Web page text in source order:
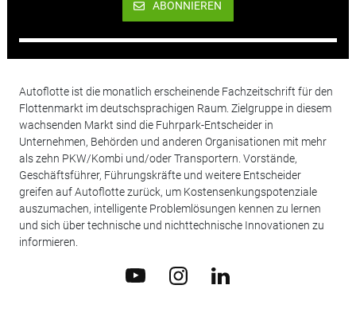
ABONNIEREN
Autoflotte ist die monatlich erscheinende Fachzeitschrift für den
Flottenmarkt im deutschsprachigen Raum. Zielgruppe in diesem
wachsenden Markt sind die Fuhrpark-Entscheider in
Unternehmen, Behörden und anderen Organisationen mit mehr
als zehn PKW/Kombi und/oder Transportern. Vorstände,
Geschäftsführer, Führungskräfte und weitere Entscheider
greifen auf Autoflotte zurück, um Kostensenkungspotenziale
auszumachen, intelligente Problemlösungen kennen zu lernen
und sich über technische und nichttechnische Innovationen zu
informieren.